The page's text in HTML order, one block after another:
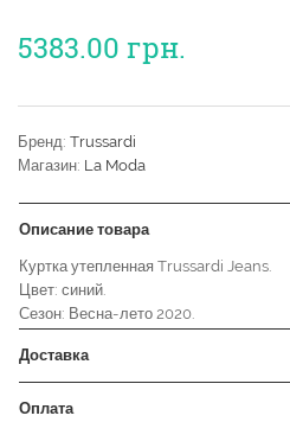
5383.00 грн.
Бренд: Trussardi
Магазин: La Moda
Описание товара
Куртка утепленная Trussardi Jeans.
Цвет: синий.
Сезон: Весна-лето 2020.
Доставка
Оплата